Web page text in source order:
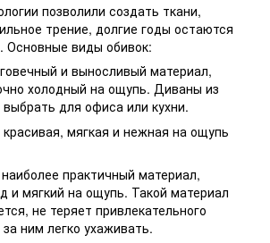
позволили создать ткани,
трение, долгие годы остаются
Основные виды обивок:
и выносливый материал,
холодный на ощупь. Диваны из
для офиса или кухни.
мягкая и нежная на ощупь
практичный материал,
и мягкий на ощупь. Такой материал
не теряет привлекательного
ним легко ухаживать.